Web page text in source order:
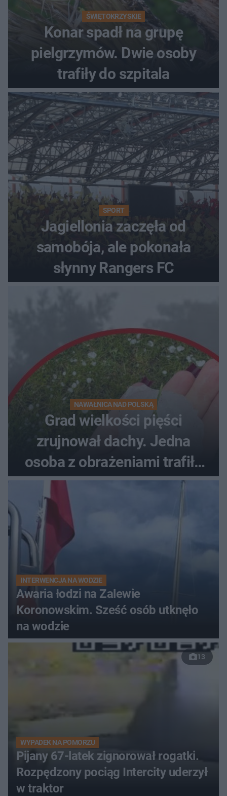
ŚWIĘTOKRZYSKIE
Konar spadł na grupę
pielgrzymów. Dwie osoby
trafiły do szpitala
SPORT
Jagiellonia zaczęła od
samobója, ale pokonała
słynny Rangers FC
NAWAŁNICA NAD POLSKĄ
Grad wielkości pięści
zrujnował dachy. Jedna
osoba z obrażeniami trafiła
do szpitala
INTERWENCJA NA WODZIE
Awaria łodzi na Zalewie
Koronowskim. Sześć osób utknęło
na wodzie
13
WYPADEK NA POMORZU
Pijany 67-latek zignorował rogatki.
Rozpędzony pociąg Intercity uderzył
w traktor